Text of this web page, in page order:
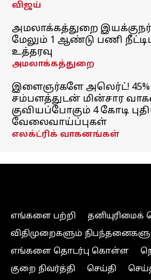
விஜய்
அமலாக்கத்துறை இயக்குநர்
மேலும் 1 ஆண்டு பணி
உத்தரவு
அமலாக்கத்துறை
இளைஞர்களே அலெர்ட்! 45%
சம்பளத்துடன் மின்சார
குவியப்போகும் 4 கோடி
வேலைவாய்ப்புகள்
எலக்ட்ரிக் வாகனங்கள்
எங்களை பற்றி
விதிமுறைகளும்
எங்களை தொடர்பு கொள்ள
குறை நிவர்த்தி
செய்தி